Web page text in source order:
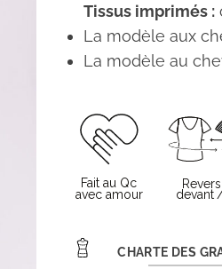
Tissus imprimés :
La modèle aux
La modèle au
CHARTE DES